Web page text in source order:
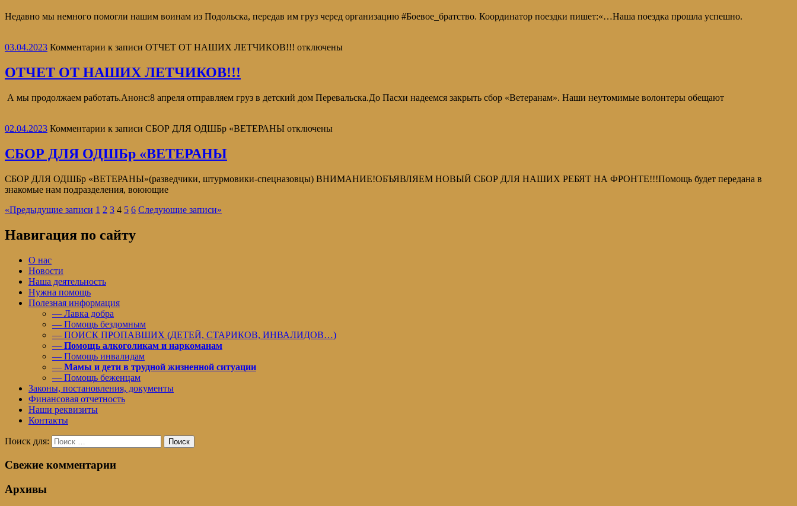
Недавно мы немного помогли нашим воинам из Подольска, передав им груз черед организацию #Боевое_братство. Координатор поездки пишет:«…Наша поездка прошла успешно.
03.04.2023 Комментарии к записи ОТЧЕТ ОТ НАШИХ ЛЕТЧИКОВ!!! отключены
ОТЧЕТ ОТ НАШИХ ЛЕТЧИКОВ!!!
А мы продолжаем работать.Анонс:8 апреля отправляем груз в детский дом Перевальска.До Пасхи надеемся закрыть сбор «Ветеранам». Наши неутомимые волонтеры обещают
02.04.2023 Комментарии к записи СБОР ДЛЯ ОДШБр «ВЕТЕРАНЫ отключены
СБОР ДЛЯ ОДШБр «ВЕТЕРАНЫ
СБОР ДЛЯ ОДШБр «ВЕТЕРАНЫ»(разведчики, штурмовики-спецназовцы) ВНИМАНИЕ!ОБЪЯВЛЯЕМ НОВЫЙ СБОР ДЛЯ НАШИХ РЕБЯТ НА ФРОНТЕ!!!Помощь будет передана в
знакомые нам подразделения, воюющие
«Предыдущие записи 1 2 3 4 5 6 Следующие записи»
Навигация по сайту
О нас
Новости
Наша деятельность
Нужна помощь
Полезная информация
— Лавка добра
— Помощь бездомным
— ПОИСК ПРОПАВШИХ (ДЕТЕЙ, СТАРИКОВ, ИНВАЛИДОВ…)
— Помощь алкоголикам и наркоманам
— Помощь инвалидам
— Мамы и дети в трудной жизненной ситуации
— Помощь беженцам
Законы, постановления, документы
Финансовая отчетность
Наши реквизиты
Контакты
Поиск для: Поиск
Свежие комментарии
Архивы